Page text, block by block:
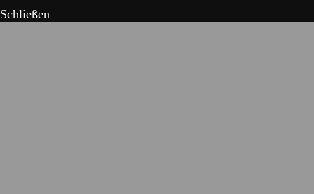
Schließen